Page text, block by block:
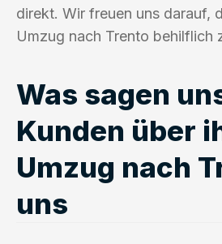
direkt. Wir freuen uns darauf,
Umzug nach Trento behilflich
Was sagen
Kunden über
Umzug nach
uns